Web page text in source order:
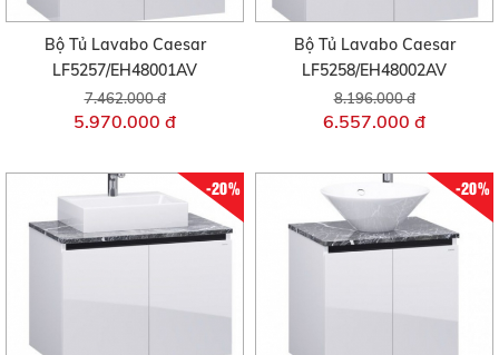
Bộ Tủ Lavabo Caesar
LF5257/EH48001AV
7.462.000 đ
5.970.000 đ
Bộ Tủ Lavabo Caesar
LF5258/EH48002AV
8.196.000 đ
6.557.000 đ
-20% -20%